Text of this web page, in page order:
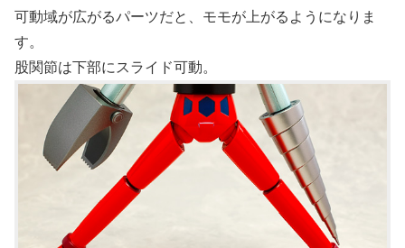
可動域が広がるパーツだと、モモが上がるようになりま
す。
股関節は下部にスライド可動。